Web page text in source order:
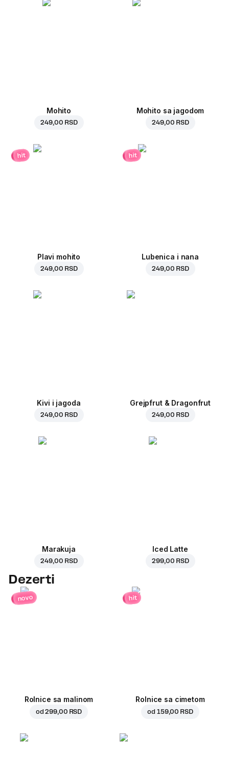
Mohito
249,00 RSD
Mohito sa jagodom
249,00 RSD
hit
Plavi mohito
249,00 RSD
hit
Lubenica i nana
249,00 RSD
Kivi i jagoda
249,00 RSD
Grejpfrut & Dragonfrut
249,00 RSD
Marakuja
249,00 RSD
Iced Latte
299,00 RSD
Dezerti
novo
Rolnice sa malinom
od299,00 RSD
hit
Rolnice sa cimetom
od 159,00 RSD